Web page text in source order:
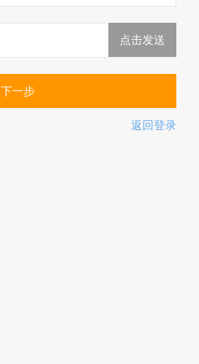
下一步
返回登录